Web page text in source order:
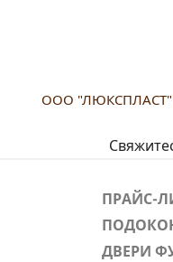
ООО "ЛЮКСПЛАСТ"
ПРАЙС-
ДВЕРИ